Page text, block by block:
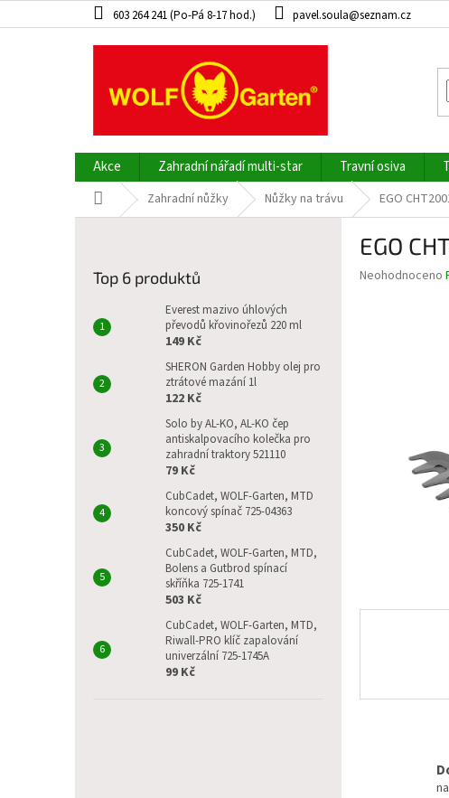
na
603 264 241 (Po-Pá 8-17 hod.) pavel.soula@seznam.cz
Akce Zahradní nářadí multi-star Travní osiva
Domů Zahradní nůžky Nůžky na trávu EGO
Top 6 produktů
Everest mazivo úhlových
převodů křovinořezů 220 ml
149 Kč
SHERON Garden Hobby olej pro
ztrátové mazání 1l
122 Kč
Solo by AL-KO, AL-KO čep
antiskalpovacího kolečka pro
zahradní traktory 521110
79 Kč
CubCadet, WOLF-Garten, MTD
koncový spínač 725-04363
350 Kč
CubCadet, WOLF-Garten, MTD,
Bolens a Gutbrod spínací
skříňka 725-1741
503 Kč
CubCadet, WOLF-Garten, MTD,
Riwall-PRO klíč zapalování
univerzální 725-1745A
99 Kč
EGO
Průměrné
Neohodnoceno